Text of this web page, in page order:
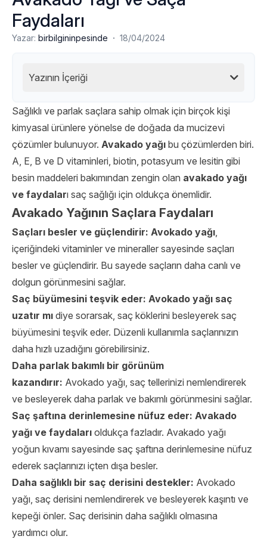
Faydaları
Yazar: birbilgininpesinde · 18/04/2024
Yazının İçeriği
Sağlıklı ve parlak saçlara sahip olmak için birçok kişi
kimyasal ürünlere yönelse de doğada da mucizevi
çözümler bulunuyor. Avakado yağı bu çözümlerden biri.
A, E, B ve D vitaminleri, biotin, potasyum ve lesitin gibi
besin maddeleri bakımından zengin olan avakado yağı
ve faydaları saç sağlığı için oldukça önemlidir.
Avakado Yağının Saçlara Faydaları
Saçları besler ve güçlendirir: Avokado yağı,
içeriğindeki vitaminler ve mineraller sayesinde saçları
besler ve güçlendirir. Bu sayede saçların daha canlı ve
dolgun görünmesini sağlar.
Saç büyümesini teşvik eder: Avokado yağı saç
uzatır mı diye sorarsak, saç köklerini besleyerek saç
büyümesini teşvik eder. Düzenli kullanımla saçlarınızın
daha hızlı uzadığını görebilirsiniz.
Daha parlak bakımlı bir görünüm
kazandırır: Avokado yağı, saç tellerinizi nemlendirerek
ve besleyerek daha parlak ve bakımlı görünmesini sağlar.
Saç şaftına derinlemesine nüfuz eder: Avakado
yağı ve faydaları oldukça fazladır. Avakado yağı
yoğun kıvamı sayesinde saç şaftına derinlemesine nüfuz
ederek saçlarınızı içten dışa besler.
Daha sağlıklı bir saç derisini destekler: Avokado
yağı, saç derisini nemlendirerek ve besleyerek kaşıntı ve
kepeği önler. Saç derisinin daha sağlıklı olmasına
yardımcı olur.